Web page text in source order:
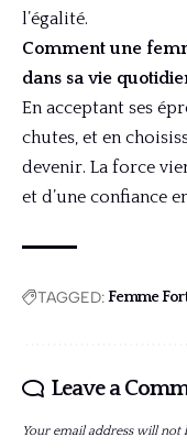
l’égalité.
Comment une
dans sa vie
En acceptant ses
chutes, et en
devenir. La force
et d’une confiance
TAGGED:Femme
Leave a
Your email address will not